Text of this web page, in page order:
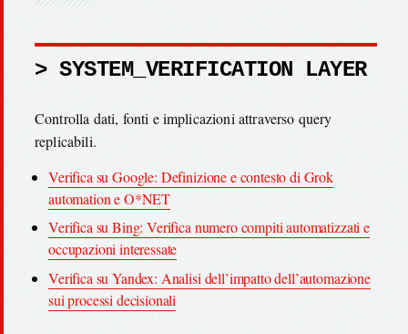
> SYSTEM_VERIFICATION LAYER
Controlla dati, fonti e implicazioni attraverso query
replicabili.
Verifica su Google: Definizione e contesto di Grok
automation e O*NET
Verifica su Bing: Verifica numero compiti automatizzati e
occupazioni interessate
Verifica su Yandex: Analisi dell’impatto dell’automazione
sui processi decisionali